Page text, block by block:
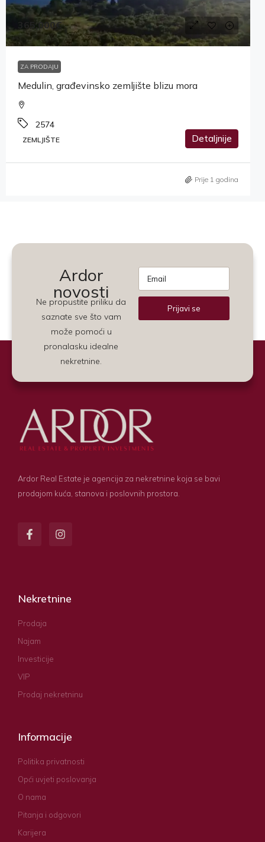
365,000€
ZA PRODAJU
Medulin, građevinsko zemljište blizu mora
2574
ZEMLJIŠTE Detaljnije
Prije 1 godina
Ardor
novosti
Ne propustite priliku da
saznate sve što vam
može pomoći u
pronalasku idealne
nekretnine.
Prijavi se
Ardor Real Estate je agencija za nekretnine koja se bavi
prodajom kuća, stanova i poslovnih prostora.
Nekretnine
Prodaja
Najam
Investicije
VIP
Prodaj nekretninu
Informacije
Politika privatnosti
Opći uvjeti poslovanja
O nama
Pitanja i odgovori
Karijera